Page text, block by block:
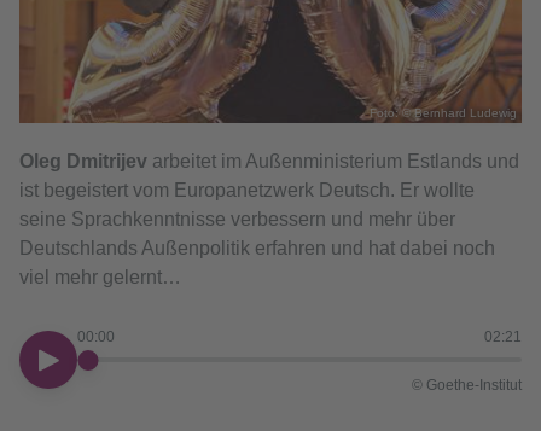
Foto: © Bernhard Ludewig
Oleg Dmitrijev arbeitet im Außenministerium Estlands und
ist begeistert vom Europanetzwerk Deutsch. Er wollte
seine Sprachkenntnisse verbessern und mehr über
Deutschlands Außenpolitik erfahren und hat dabei noch
viel mehr gelernt…
00:00 02:21
00:00
© Goethe-Institut